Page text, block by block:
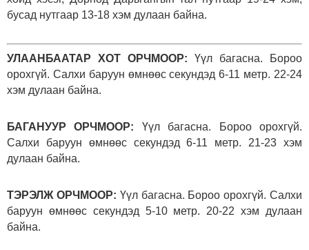
бусад нутгаар 13-18 хэм дулаан байна.
УЛААНБААТАР ХОТ ОРЧМООР: Үүл багасна. Бороо
орохгүй. Салхи баруун өмнөөс секундэд 6-11 метр. 22-24
хэм дулаан байна.
БАГАНУУР ОРЧМООР: Үүл багасна. Бороо орохгүй.
Салхи баруун өмнөөс секундэд 6-11 метр. 21-23 хэм
дулаан байна.
ТЭРЭЛЖ ОРЧМООР: Үүл багасна. Бороо орохгүй. Салхи
баруун өмнөөс секундэд 5-10 метр. 20-22 хэм дулаан
байна.